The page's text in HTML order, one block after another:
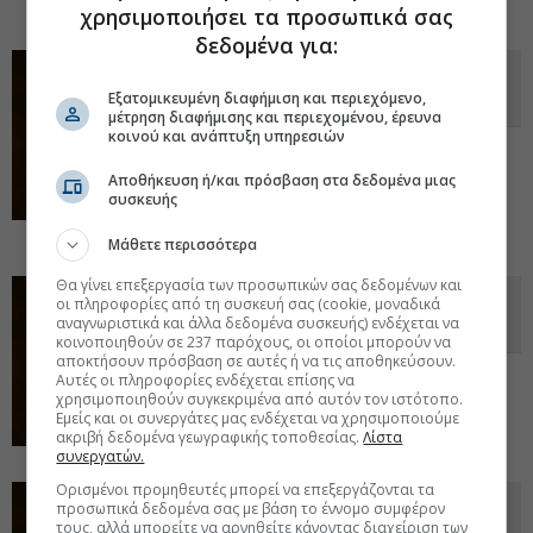
ανταγωνισμό τιμών. 03 Οκτ 2025 - 19:00
The Pasta Project
Πλέον όσοι χρησιμοποιούν την υπηρεσία
delivery θα μπορούν να παραγγέλνουν τις
signature μακαρονάδες που προσφέρουν
πόλεις.
Επιστρέφουν οι προσφορές 1+1
από το efood
Οι παροχές αφορούν και σε αγορές
επώνυμων προϊόντων supermarket από
το efood market. Η διαδικασία.04 Φεβ 2025
- 14:38
Πάνω από 36.900 γεύματα σε
χρησιμοποιήσει τα προσωπικά σας
δεδομένα για:
Εξατομικευμένη διαφήμιση και περιεχόμενο,
μέτρηση διαφήμισης και περιεχομένου, έρευνα
κοινού και ανάπτυξη υπηρεσιών
Αποθήκευση ή/και πρόσβαση στα δεδομένα μιας
συσκευής
Μάθετε περισσότερα
Θα γίνει επεξεργασία των προσωπικών σας δεδομένων και
οι πληροφορίες από τη συσκευή σας (cookie, μοναδικά
αναγνωριστικά και άλλα δεδομένα συσκευής) ενδέχεται να
κοινοποιηθούν σε 237 παρόχους, οι οποίοι μπορούν να
αποκτήσουν πρόσβαση σε αυτές ή να τις αποθηκεύσουν.
Αυτές οι πληροφορίες ενδέχεται επίσης να
χρησιμοποιηθούν συγκεκριμένα από αυτόν τον ιστότοπο.
Εμείς και οι συνεργάτες μας ενδέχεται να χρησιμοποιούμε
ακριβή δεδομένα γεωγραφικής τοποθεσίας.Λίστα
συνεργατών.
Ορισμένοι προμηθευτές μπορεί να επεξεργάζονται τα
προσωπικά δεδομένα σας με βάση το έννομο συμφέρον
τους, αλλά μπορείτε να αρνηθείτε κάνοντας διαχείριση των